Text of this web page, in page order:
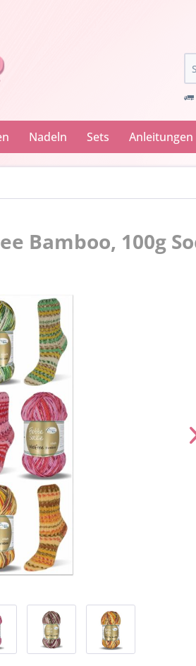
Nadeln Sets Anleitungen
Bamboo, 100g